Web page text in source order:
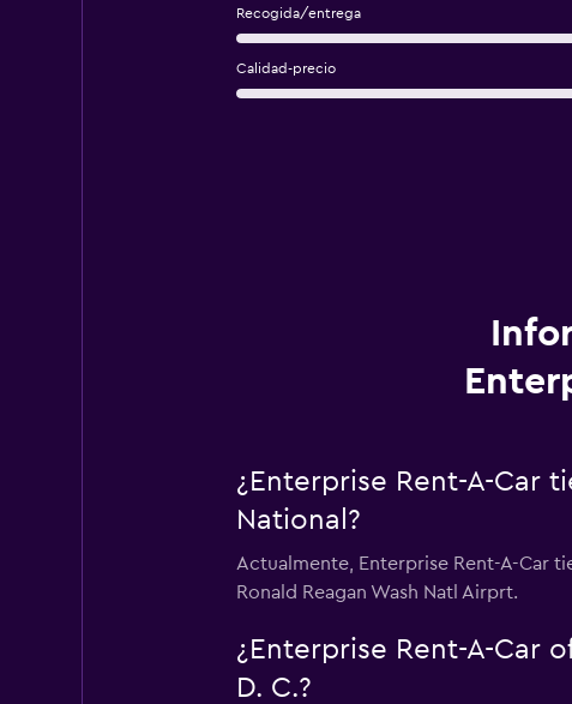
Recogida/entrega
Calidad-precio
¿Enterprise Rent-A-Car
National?
Actualmente, Enterprise Rent-A-Car
Ronald Reagan Wash Natl Airprt.
¿Enterprise Rent-A-Car
D. C.?